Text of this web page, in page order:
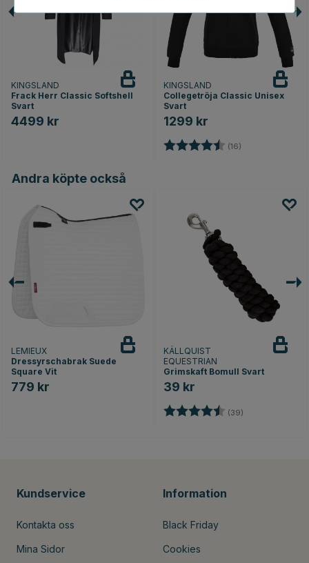
KINGSLAND
Frack Herr Classic Softshell
Svart
4499 kr
KINGSLAND
Collegetröja Classic Unisex
Svart
1299 kr
Betyg: (16)
Andra köpte också
LEMIEUX
Dressyrschabrak Suede
Square Vit
779 kr
KÄLLQUIST
EQUESTRIAN
Grimskaft Bomull Svart
39 kr
Betyg: (39)
Kundservice
Kontakta oss
Mina Sidor
Information
Black Friday
Cookies